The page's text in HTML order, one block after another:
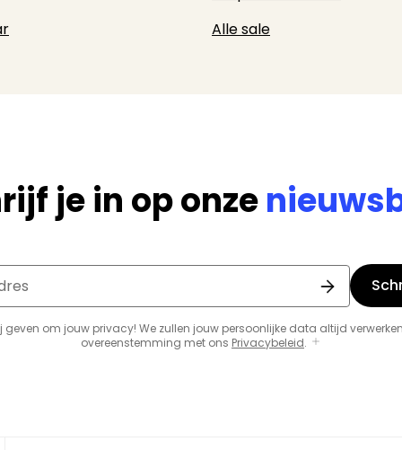
Alle sale
je in op onze
geven om jouw privacy! We zullen jouw persoonlijke data altijd
overeenstemming met ons Privacybeleid.